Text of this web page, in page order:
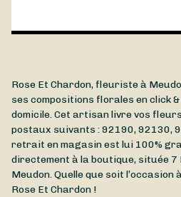
Rose Et Chardon, fleuriste à
ses compositions florales en click
domicile. Cet artisan livre vos
postaux suivants : 92190, 92130,
retrait en magasin est lui 100%
directement à la boutique, située 7
Meudon. Quelle que soit
Rose Et Chardon !